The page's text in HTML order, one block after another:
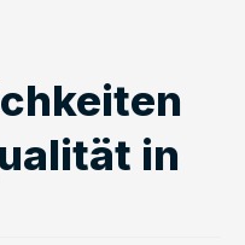
in